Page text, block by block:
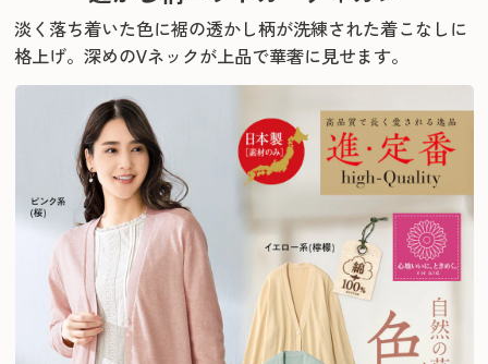
淡く落ち着いた色に裾の透かし柄が洗練された着こなしに
格上げ。深めのVネックが上品で華奢に見せます。